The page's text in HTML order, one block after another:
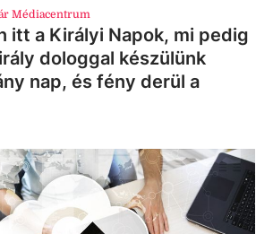
Médiacentrum
itt a Királyi Napok, mi pedig
dologgal készülünk
nap, és fény derül a